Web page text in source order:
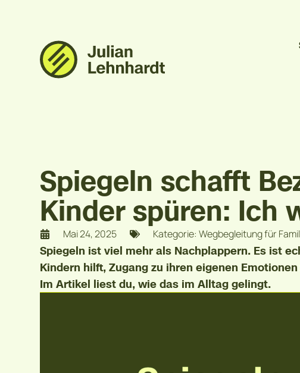
Spiegeln schafft
Kinder spüren: Ich
Mai 24, 2025
Kategorie: Wegbegleitung für
Spiegeln ist viel mehr als Nachplappern. Es ist
Kindern hilft, Zugang zu ihren eigenen
Im Artikel liest du, wie das im Alltag gelingt.